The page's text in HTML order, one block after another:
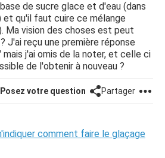
de sucre glace et d'eau (dans
et qu'il faut cuire ce mélange
Ma vision des choses est peut
J'ai reçu une première réponse
mais j'ai omis de la noter, et celle ci
de l'obtenir à nouveau ?
Posez votre question Partager
comment faire le glaçage